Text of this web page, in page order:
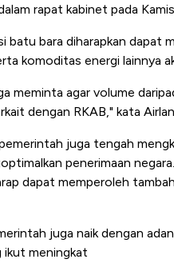
rapat kabinet pada
batu bara diharapkan dapat
komoditas energi lainnya
meminta agar volume
dengan RKAB," kata
juga tengah
penerimaan
dapat memperoleh
juga naik dengan
ikut meningkat